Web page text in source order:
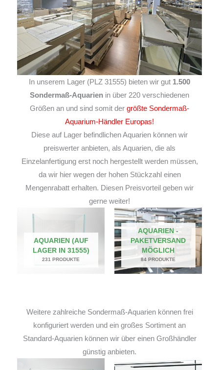
In unserem Lager (PLZ 31555) bieten wir gut 1.500
Sondermaß-Aquarien in über 220 verschiedenen
Größen an und sind somit der größte Sondermaß-
Aquarium-Händler Europas!
Diese auf Lager befindlichen Aquarien können wir
preiswerter anbieten, als Aquarien, die als
Einzelanfertigung erst noch hergestellt werden müssen,
da wir hier wegen der hohen Stückzahl einen
Mengenrabatt erhalten. Diesen Preisvorteil geben wir
gerne weiter!
AQUARIEN (AUF
LAGER IN 31555)
231 PRODUKTE
AQUARIEN -
PAKETVERSAND
MÖGLICH
84 PRODUKTE
Weitere zahlreiche Sondermaß-Aquarien können frei
konfiguriert werden und ein großes Sortiment an
Standard-Aquarien können wir über einen Großhändler
günstig anbieten.